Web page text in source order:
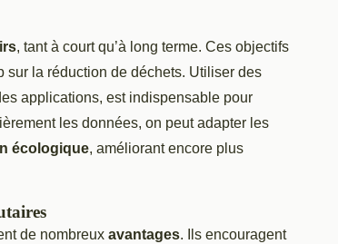
, tant à court qu’à long terme. Ces objectifs
sur la réduction de déchets. Utiliser des
applications, est indispensable pour
les données, on peut adapter les
écologique, améliorant encore plus
de nombreux avantages. Ils encouragent